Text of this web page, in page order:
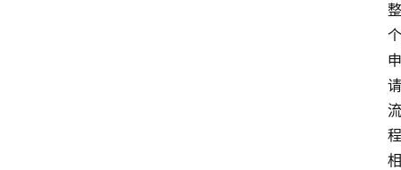
整
个
申
请
流
程
相